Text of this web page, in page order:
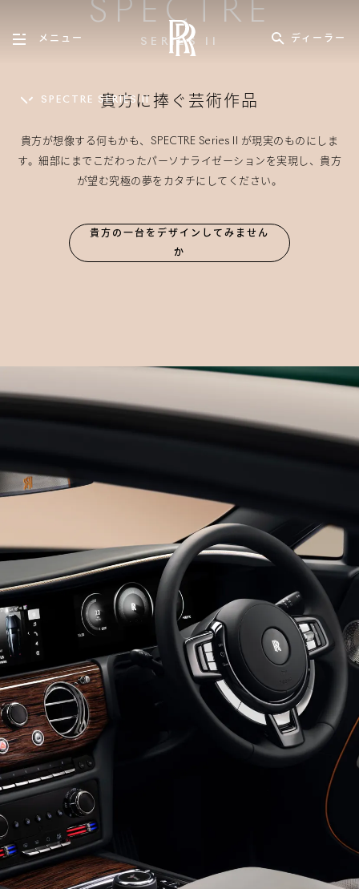
SPECTRE
SERIES II
貴方に捧ぐ芸術作品
貴方が想像する何もかも、SPECTRE Series II が現実のものにしま
す。細部にまでこだわったパーソナライゼーションを実現し、貴方
が望む究極の夢をカタチにしてください。
貴方の一台をデザインしてみません
か
メニュー ディーラー
PHANTOMPHANTOM EXTENDED CULLINANGHOST
SPECTRE SERIES II